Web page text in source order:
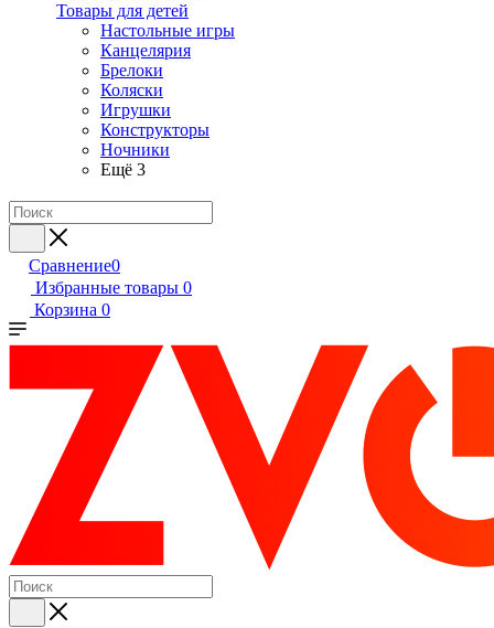
Товары для детей
Настольные игры
Канцелярия
Брелоки
Коляски
Игрушки
Конструкторы
Ночники
Ещё 3
Сравнение0
Избранные товары 0
Корзина 0